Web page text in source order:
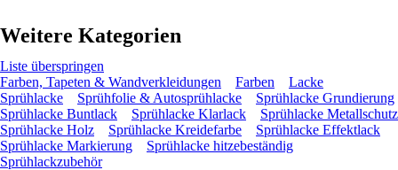
Weitere Kategorien
Liste überspringen
Farben, Tapeten & Wandverkleidungen
Farben
Lacke
Sprühlacke
Sprühfolie & Autosprühlacke
Sprühlacke Grundierung
Sprühlacke Buntlack
Sprühlacke Klarlack
Sprühlacke Metallschutz
Sprühlacke Holz
Sprühlacke Kreidefarbe
Sprühlacke Effektlack
Sprühlacke Markierung
Sprühlacke hitzebeständig
Sprühlackzubehör